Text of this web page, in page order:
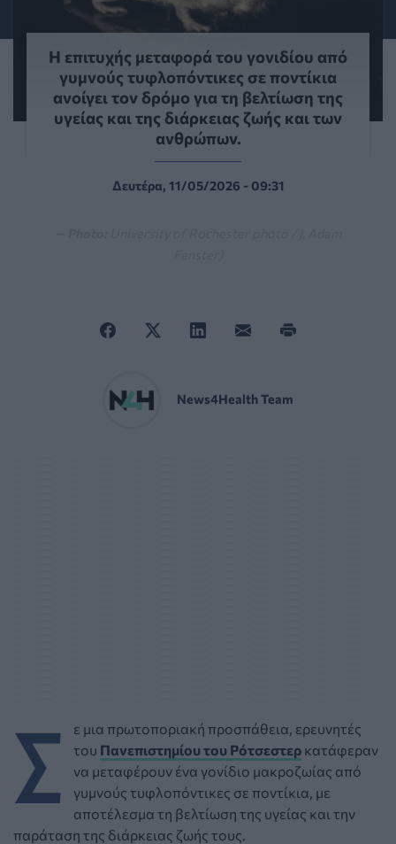
Η επιτυχής μεταφορά του γονιδίου από
γυμνούς τυφλοπόντικες σε ποντίκια
ανοίγει τον δρόμο για τη βελτίωση της
υγείας και της διάρκειας ζωής και των
ανθρώπων.
Δευτέρα, 11/05/2026 - 09:31
News4Health Team
Σ
ε μια πρωτοποριακή προσπάθεια, ερευνητές
του Πανεπιστημίου του Ρότσεστερ κατάφεραν
να μεταφέρουν ένα γονίδιο μακροζωίας από
γυμνούς τυφλοπόντικες σε ποντίκια, με
αποτέλεσμα τη βελτίωση της υγείας και την
παράταση της διάρκειας ζωής τους.